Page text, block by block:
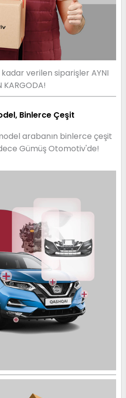
verilen siparişler AYNI
KARGODA!
Binlerce Çeşit
arabanın binlerce çeşit
Gümüş Otomotiv'de!